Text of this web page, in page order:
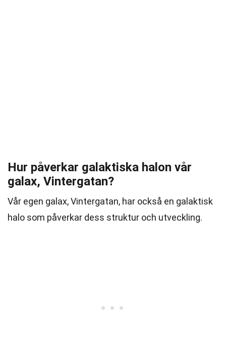
Hur påverkar galaktiska halon vår
galax, Vintergatan?
Vår egen galax, Vintergatan, har också en galaktisk
halo som påverkar dess struktur och utveckling.